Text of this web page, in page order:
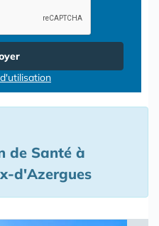
de Santé à
d'Azergues